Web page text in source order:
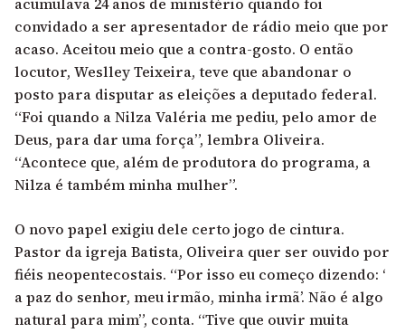
convidado a ser apresentador de rádio meio que por
acaso. Aceitou meio que a contra-gosto. O então
locutor, Weslley Teixeira, teve que abandonar o
posto para disputar as eleições a deputado federal.
“Foi quando a Nilza Valéria me pediu, pelo amor de
Deus, para dar uma força”, lembra Oliveira.
“Acontece que, além de produtora do programa, a
Nilza é também minha mulher”.
O novo papel exigiu dele certo jogo de cintura.
Pastor da igreja Batista, Oliveira quer ser ouvido por
fiéis neopentecostais. “Por isso eu começo dizendo: ‘
a paz do senhor, meu irmão, minha irmã’. Não é algo
natural para mim”, conta. “Tive que ouvir muita